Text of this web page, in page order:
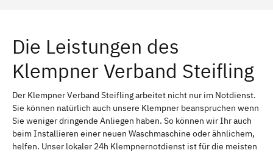
Die Leistungen des
Klempner Verband Steifling
Der Klempner Verband Steifling arbeitet nicht nur im Notdienst.
Sie können natürlich auch unsere Klempner beanspruchen wenn
Sie weniger dringende Anliegen haben. So können wir Ihr auch
beim Installieren einer neuen Waschmaschine oder ähnlichem,
helfen. Unser lokaler 24h Klempnernotdienst ist für die meisten